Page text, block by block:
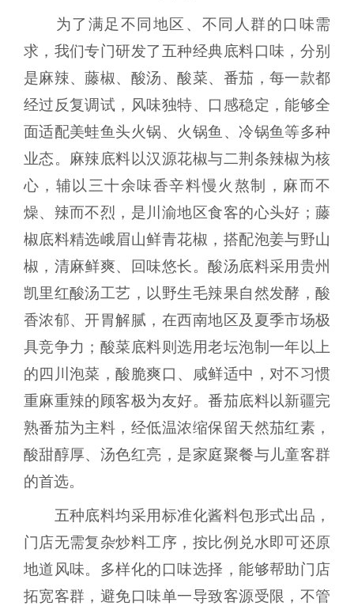
为了满足不同地区、不同人群的口味需
求，我们专门研发了五种经典底料口味，分别
是麻辣、藤椒、酸汤、酸菜、番茄，每一款都
经过反复调试，风味独特、口感稳定，能够全
面适配美蛙鱼头火锅、火锅鱼、冷锅鱼等多种
业态。麻辣底料以汉源花椒与二荆条辣椒为核
心，辅以三十余味香辛料慢火熬制，麻而不
燥、辣而不烈，是川渝地区食客的心头好；藤
椒底料精选峨眉山鲜青花椒，搭配泡姜与野山
椒，清麻鲜爽、回味悠长。酸汤底料采用贵州
凯里红酸汤工艺，以野生毛辣果自然发酵，酸
香浓郁、开胃解腻，在西南地区及夏季市场极
具竞争力；酸菜底料则选用老坛泡制一年以上
的四川泡菜，酸脆爽口、咸鲜适中，对不习惯
重麻重辣的顾客极为友好。番茄底料以新疆完
熟番茄为主料，经低温浓缩保留天然茄红素，
酸甜醇厚、汤色红亮，是家庭聚餐与儿童客群
的首选。
五种底料均采用标准化酱料包形式出品，
门店无需复杂炒料工序，按比例兑水即可还原
地道风味。多样化的口味选择，能够帮助门店
拓宽客群，避免口味单一导致客源受限，不管